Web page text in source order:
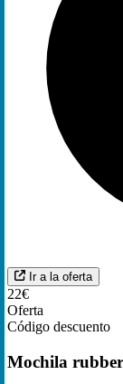
Ir a la oferta
22€
Oferta
Código descuento
Mochila